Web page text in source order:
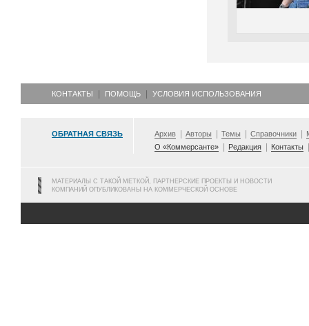
КОНТАКТЫ ПОМОЩЬ УСЛОВИЯ ИСПОЛЬЗОВАНИЯ
ОБРАТНАЯ СВЯЗЬ Архив Авторы Темы Справочники
О «Коммерсанте»
Редакция Контакты
МАТЕРИАЛЫ С ТАКОЙ МЕТКОЙ, ПАРТНЕРСКИЕ ПРОЕКТЫ И НОВОСТИ
КОМПАНИЙ ОПУБЛИКОВАНЫ НА КОММЕРЧЕСКОЙ ОСНОВЕ